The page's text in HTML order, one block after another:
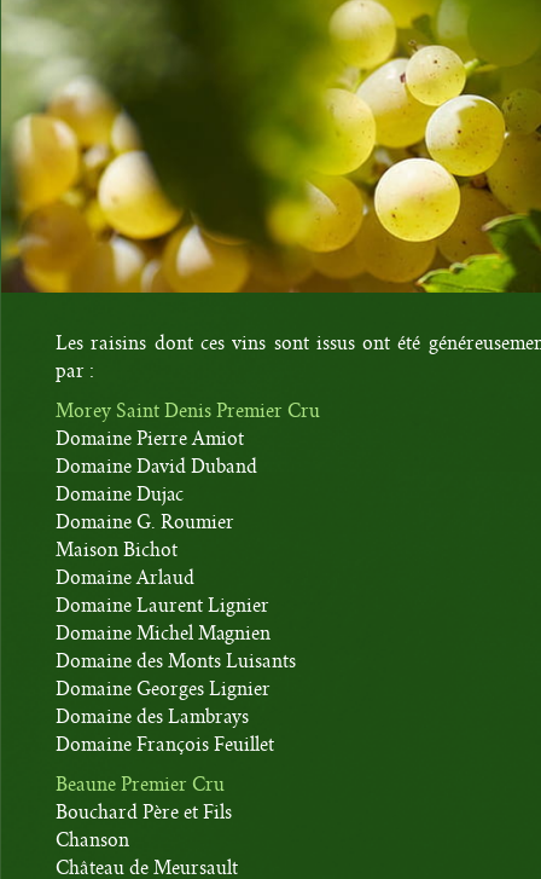
Les raisins dont ces vins sont issus ont été
par :
Morey Saint Denis Premier Cru
Domaine Pierre Amiot
Domaine David Duband
Domaine Dujac
Domaine G. Roumier
Maison Bichot
Domaine Arlaud
Domaine Laurent Lignier
Domaine Michel Magnien
Domaine des Monts Luisants
Domaine Georges Lignier
Domaine des Lambrays
Domaine François Feuillet
Beaune Premier Cru
Bouchard Père et Fils
Chanson
Château de Meursault